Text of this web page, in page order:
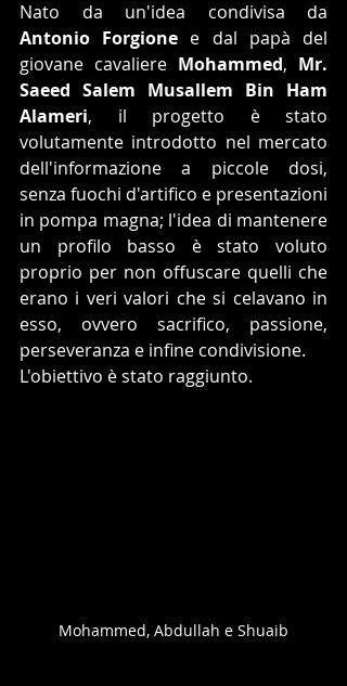
Antonio Forgione e dal papà del
giovane cavaliere Mohammed, Mr.
Saeed Salem Musallem Bin Ham
Alameri, il progetto è stato
volutamente introdotto nel mercato
dell'informazione a piccole dosi,
senza fuochi d'artifico e presentazioni
in pompa magna; l'idea di mantenere
un profilo basso è stato voluto
proprio per non offuscare quelli che
erano i veri valori che si celavano in
esso, ovvero sacrifico, passione,
perseveranza e infine condivisione.
L'obiettivo è stato raggiunto.
Mohammed, Abdullah e Shuaib